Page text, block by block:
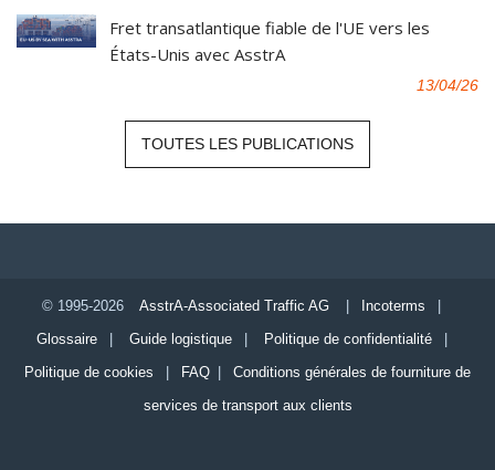
Fret transatlantique fiable de l'UE vers les
États-Unis avec AsstrA
13/04/26
TOUTES LES PUBLICATIONS
© 1995-2026 AsstrA-Associated Traffic AG | Incoterms |
Glossaire| Guide logistique| Politique de confidentialité|
Politique de cookies | FAQ | Conditions générales de fourniture de
services de transport aux clients